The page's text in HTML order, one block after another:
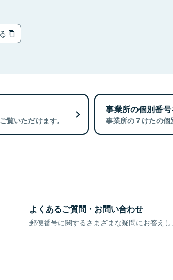
覧いただけます。
事業所の個別番
事業所の７けたの個
よくあるご質問・お問い合わせ
郵便番号に関するさまざまな疑問にお答えし